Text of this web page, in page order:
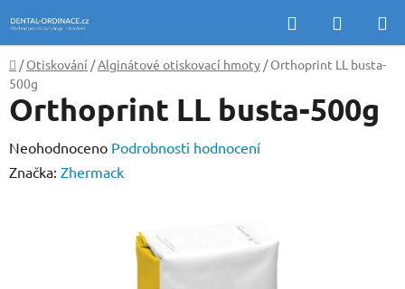
na
obsah
Hledat
KOŠÍK
Domů
/ Otiskování /Alginátové otiskovací hmoty / Orthoprint LL busta-
500g
Orthoprint LL busta-500g
Průměrné
hodnocení
Neohodnoceno Podrobnosti hodnocení
Značka: Zhermack